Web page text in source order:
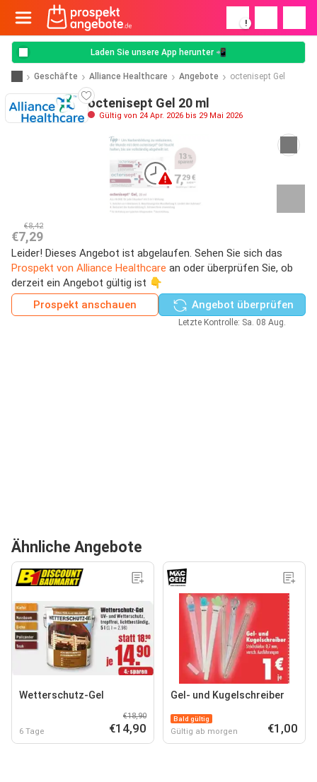
!
Laden Sie unsere App herunter 📲
Geschäfte Alliance Healthcare Angebote octenisept Gel
octenisept Gel 20 ml
Gültig von 24 Apr. 2026 bis 29 Mai 2026
€8,42
€7,29
Leider! Dieses Angebot ist abgelaufen. Sehen Sie sich das
Prospekt von Alliance Healthcare an oder überprüfen Sie, ob
derzeit ein Angebot gültig ist 👇
Prospekt anschauen
Angebot überprüfen
Letzte Kontrolle: Sa. 08 Aug.
Ähnliche Angebote
Wetterschutz-Gel
6 Tage
€18,90
€14,90
Gel- und Kugelschreiber
Bald gültig
Gültig ab morgen €1,00